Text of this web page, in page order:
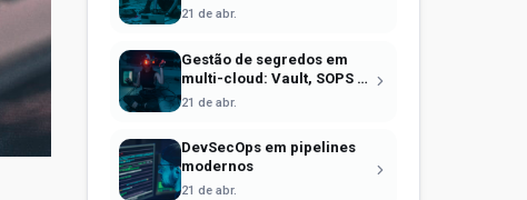
21 de abr.
Gestão de segredos em
multi-cloud: Vault, SOPS e
identidade efêmera
21 de abr.
DevSecOps em pipelines
modernos
21 de abr.